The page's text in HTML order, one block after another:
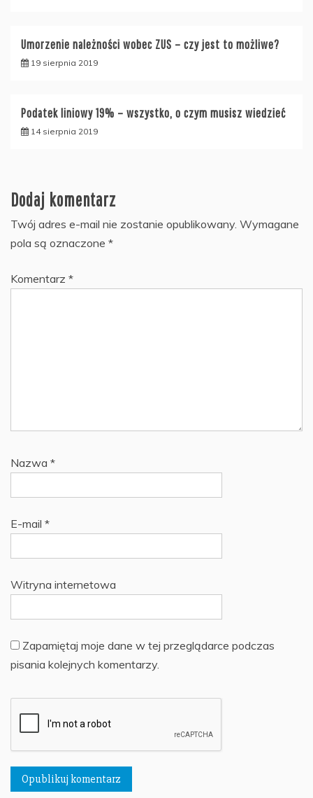
Umorzenie należności wobec ZUS – czy jest to możliwe?
19 sierpnia 2019
Podatek liniowy 19% – wszystko, o czym musisz wiedzieć
14 sierpnia 2019
Dodaj komentarz
Twój adres e-mail nie zostanie opublikowany. Wymagane
pola są oznaczone *
Komentarz *
Nazwa *
E-mail *
Witryna internetowa
Zapamiętaj moje dane w tej przeglądarce podczas
pisania kolejnych komentarzy.